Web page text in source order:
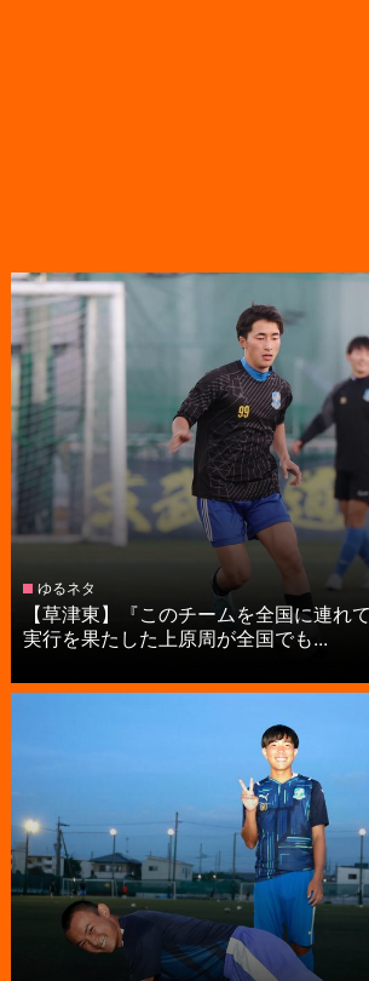
ゆるネタ
【草津東】『このチームを全国に連れ
実行を果たした上原周が全国でも...